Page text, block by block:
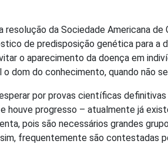
resolução da Sociedade Americana
de predisposição genética para a
o aparecimento da doença em
dom do conhecimento, quando não
por provas científicas definitivas
houve progresso – atualmente já
pois são necessários grandes
frequentemente são contestadas